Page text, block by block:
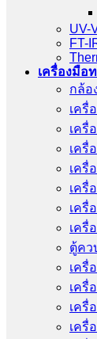
UV-
FT-
เครื่องมือ
กล้อ
เครื่
เครื่
เครื่
เครื่
เครื่
เครื่
เครื่
ตู้ค
เครื่
เครื่
เครื่
เครื่